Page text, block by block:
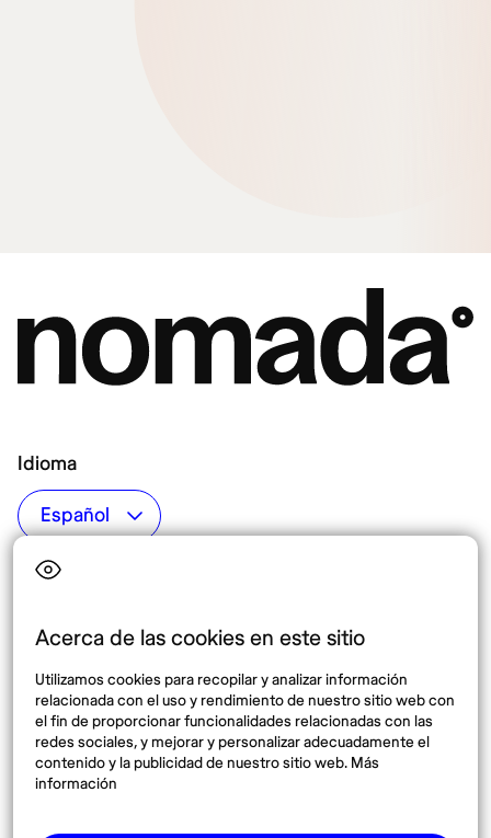
Acerca de las cookies en este sitio
Utilizamos cookies para recopilar y analizar información
relacionada con el uso y rendimiento de nuestro sitio web con
el fin de proporcionar funcionalidades relacionadas con las
redes sociales, y mejorar y personalizar adecuadamente el
contenido y la publicidad de nuestro sitio web. Más
información
Idioma
Top destinos
México
España
Destinos
Síguenos